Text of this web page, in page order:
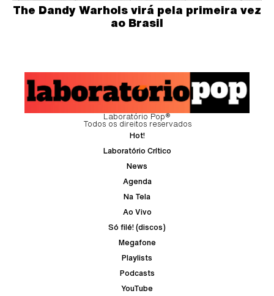
The Dandy Warhols virá pela primeira vez
ao Brasil
Laboratório Pop®
Todos os direitos reservados
Hot!
Laboratório Crítico
News
Agenda
Na Tela
Ao Vivo
Só filé! (discos)
Megafone
Playlists
Podcasts
YouTube